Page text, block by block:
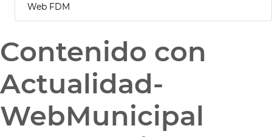
Web FDM
Contenido con
Actualidad-
WebMunicipal